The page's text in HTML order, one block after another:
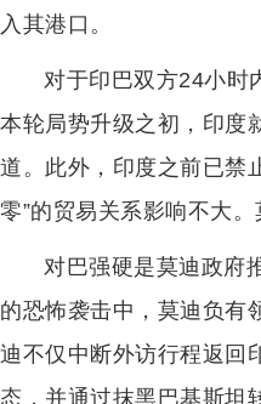
入其港口。
对于印巴双方24小时
本轮局势升级之初，印度
道。此外，印度之前已禁
零”的贸易关系影响不大
对巴强硬是莫迪政府
的恐怖袭击中，莫迪负有
迪不仅中断外访行程返回
态，并通过抹黑巴基斯坦